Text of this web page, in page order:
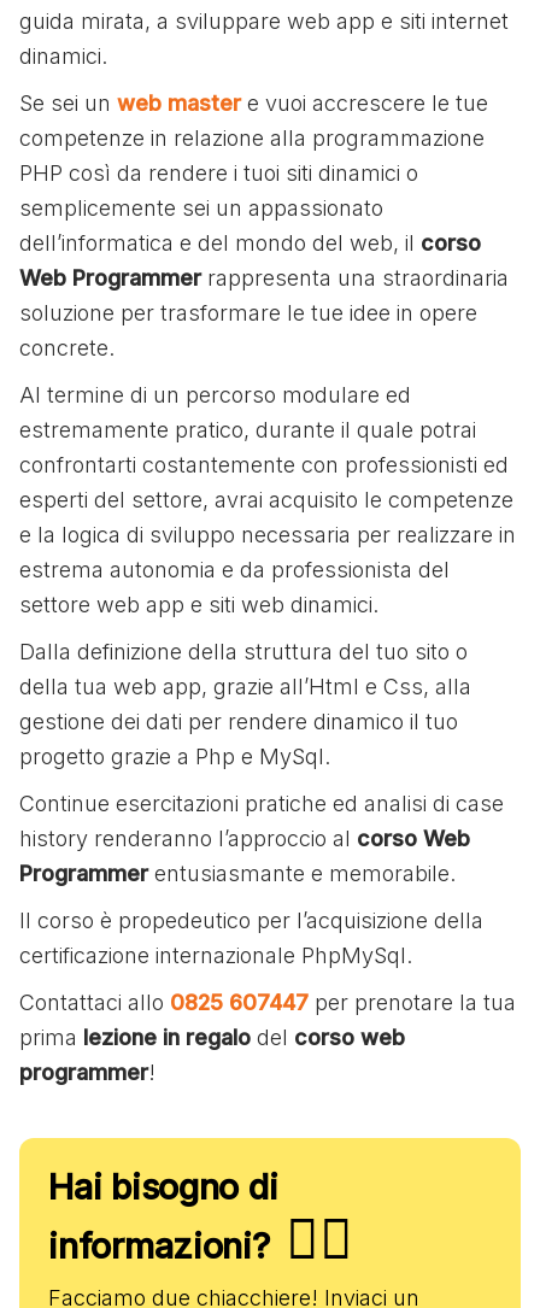
guida mirata, a sviluppare web app e siti internet
dinamici.
Se sei unweb mastere vuoi accrescere le tue
competenze in relazione alla programmazione
PHP così da rendere i tuoi siti dinamici o
semplicemente sei un appassionato
dell’informatica e del mondo del web, il corso
Web Programmerrappresenta una straordinaria
soluzione per trasformare le tue idee in opere
concrete.
Al termine di un percorso modulare ed
estremamente pratico, durante il quale potrai
confrontarti costantemente con professionisti ed
esperti del settore, avrai acquisito le competenze
e la logica di sviluppo necessaria per realizzare in
estrema autonomia e da professionista del
settore web app e siti web dinamici.
Dalla definizione della struttura del tuo sito o
della tua web app, grazie all’Html e Css, alla
gestione dei dati per rendere dinamico il tuo
progetto grazie a Php e MySql.
Continue esercitazioni pratiche ed analisi di case
history renderanno l’approccio al corso Web
Programmerentusiasmante e memorabile.
Il corso è propedeutico per l’acquisizione della
certificazione internazionale PhpMySql.
Contattaci allo 0825 607447 per prenotare la tua
prima lezione in regalo del corso web
programmer!
Hai bisogno di
informazioni? ✋🏻
Facciamo due chiacchiere! Inviaci un